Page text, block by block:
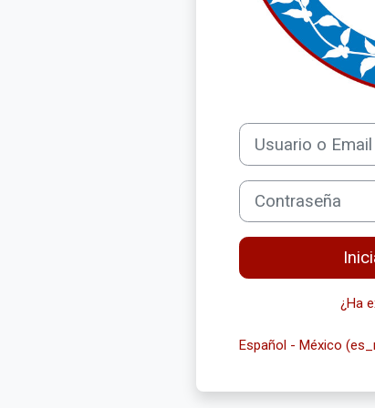
Usuario o Email
Contraseña
¿Ha
Español - México